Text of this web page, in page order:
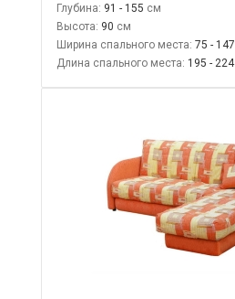
Глубина: 91 - 155
Высота: 90
Ширина спального места: 75 - 147
Длина спального места: 195 - 224